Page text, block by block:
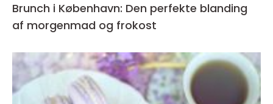
Brunch i København: Den perfekte blanding
af morgenmad og frokost